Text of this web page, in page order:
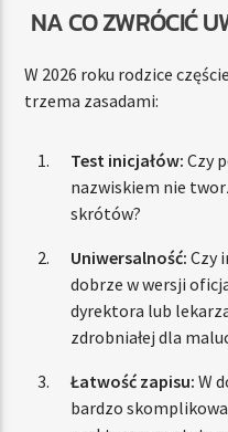
NA CO ZWRÓCIĆ
W 2026 roku rodzice
trzema zasadami:
Test inicjałów: Czy
nazwiskiem nie
skrótów?
Uniwersalność: Czy
dobrze w wersji
dyrektora lub
zdrobniałej dla
Łatwość zapisu: W
bardzo